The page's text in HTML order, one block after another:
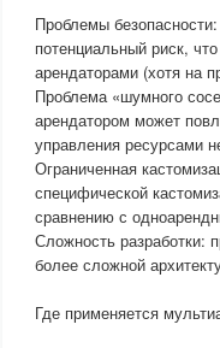
Проблемы
потенциальный риск,
арендаторами (хотя на
Проблема «шумного
арендатором может
управления ресурсами
Ограниченная
специфической
сравнению с
Сложность разработки:
более сложной
Где применяется